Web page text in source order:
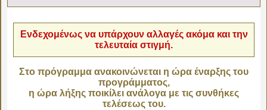
Ενδεχομένως να υπάρχουν αλλαγές ακόμα και την
τελευταία στιγμή.
Στο πρόγραμμα ανακοινώνεται η ώρα έναρξης του
προγράμματος,
η ώρα λήξης ποικίλει ανάλογα με τις συνθήκες
τελέσεως του.